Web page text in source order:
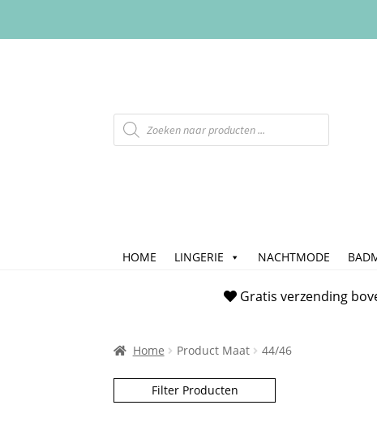
HOME LINGERIE NACHTMODE
Algemene Voorwaarden
Over onsPrivacy Verklaring
Gratis verzending
Home Product Maat 44/46
Filter Producten